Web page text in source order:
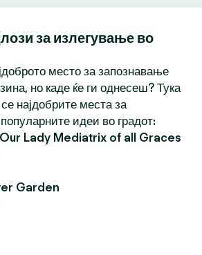
за излегување во
место за запознавање
но каде ќе ги однесеш? Тука
најдобрите места за
идеи во градот:
Lady Mediatrix of all Graces
Garden